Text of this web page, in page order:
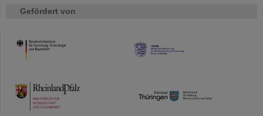
Gefördert von
HMWK
TMWWDG